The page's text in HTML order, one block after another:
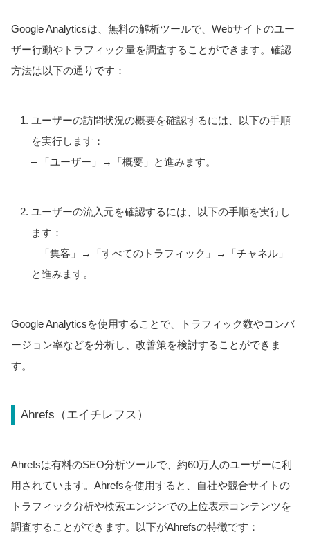
Google Analyticsは、無料の解析ツールで、Webサイトのユー
ザー行動やトラフィック量を調査することができます。確認
方法は以下の通りです：
ユーザーの訪問状況の概要を確認するには、以下の手順
を実行します：
– 「ユーザー」→「概要」と進みます。
ユーザーの流入元を確認するには、以下の手順を実行し
ます：
– 「集客」→「すべてのトラフィック」→「チャネル」
と進みます。
Google Analyticsを使用することで、トラフィック数やコンバ
ージョン率などを分析し、改善策を検討することができま
す。
Ahrefs（エイチレフス）
Ahrefsは有料のSEO分析ツールで、約60万人のユーザーに利
用されています。Ahrefsを使用すると、自社や競合サイトの
トラフィック分析や検索エンジンでの上位表示コンテンツを
調査することができます。以下がAhrefsの特徴です：